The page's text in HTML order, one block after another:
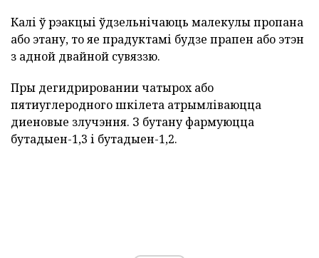
Калі ў рэакцыі ўдзельнічаюць малекулы пропана
або этану, то яе прадуктамі будзе прапен або этэн
з адной двайной сувяззю.
Пры дегидрировании чатырох або
пятиуглеродного шкілета атрымліваюцца
диеновые злучэння. З бутану фармуюцца
бутадыен-1,3 і бутадыен-1,2.